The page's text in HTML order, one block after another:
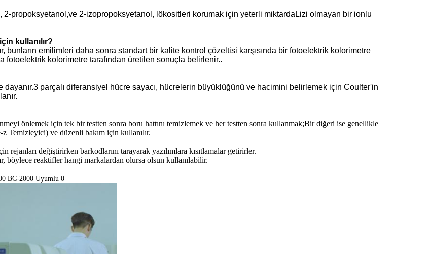
propoksyetanol,ve 2-izopropoksyetanol, lökositleri korumak için yeterli miktardaLizi olmayan bir ionlu
kullanılır?
bunların emilimleri daha sonra standart bir kalite kontrol çözeltisi karşısında bir fotoelektrik kolorimetre
kolorimetre tarafından üretilen sonuçla belirlenir..
parçalı diferansiyel hücre sayacı, hücrelerin büyüklüğünü ve hacimini belirlemek için Coulter'in
önlemek için tek bir testten sonra boru hattını temizlemek ve her testten sonra kullanmak;Bir diğeri ise genellikle
Temizleyici) ve düzenli bakım için kullanılır.
rejanları değiştirirken barkodlarını tarayarak yazılımlara kısıtlamalar getirirler.
böylece reaktifler hangi markalardan olursa olsun kullanılabilir.